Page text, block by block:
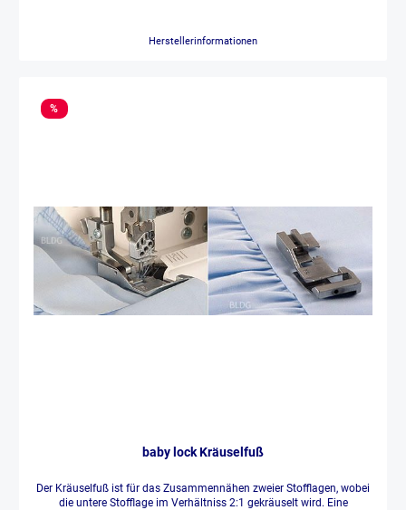
Herstellerinformationen
%
baby lock Kräuselfuß
Der Kräuselfuß ist für das Zusammennähen zweier Stofflagen, wobei
die untere Stofflage im Verhältniss 2:1 gekräuselt wird. Eine